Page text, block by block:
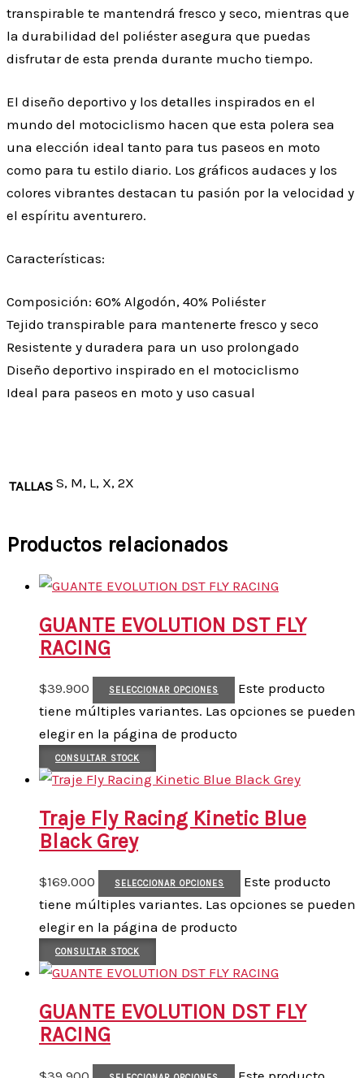
transpirable te mantendrá fresco y seco, mientras que
la durabilidad del poliéster asegura que puedas
disfrutar de esta prenda durante mucho tiempo.
El diseño deportivo y los detalles inspirados en el
mundo del motociclismo hacen que esta polera sea
una elección ideal tanto para tus paseos en moto
como para tu estilo diario. Los gráficos audaces y los
colores vibrantes destacan tu pasión por la velocidad y
el espíritu aventurero.
Características:
Composición: 60% Algodón, 40% Poliéster
Tejido transpirable para mantenerte fresco y seco
Resistente y duradera para un uso prolongado
Diseño deportivo inspirado en el motociclismo
Ideal para paseos en moto y uso casual
TALLAS S, M, L, X, 2X
Productos relacionados
GUANTE EVOLUTION DST FLY
RACING
$39.900 SELECCIONAR OPCIONES
Este producto
tiene múltiples variantes. Las opciones se pueden
elegir en la página de producto
CONSULTAR STOCK
Traje Fly Racing Kinetic Blue
Black Grey
$169.000 SELECCIONAR OPCIONES
Este producto
tiene múltiples variantes. Las opciones se pueden
elegir en la página de producto
CONSULTAR STOCK
GUANTE EVOLUTION DST FLY
RACING